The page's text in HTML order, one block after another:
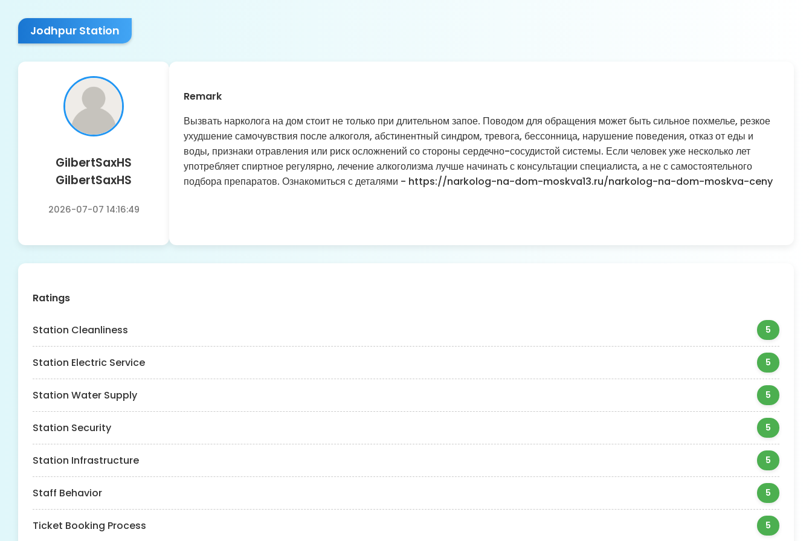
Jodhpur Station
GilbertSaxHS
GilbertSaxHS
2026-07-07 14:16:49
Remark
Вызвать нарколога на дом стоит не только при длительном запое. Поводом для обращения может быть сильное похмелье, резкое
ухудшение самочувствия после алкоголя, абстинентный синдром, тревога, бессонница, нарушение поведения, отказ от еды и
воды, признаки отравления или риск осложнений со стороны сердечно-сосудистой системы. Если человек уже несколько лет
употребляет спиртное регулярно, лечение алкоголизма лучше начинать с консультации специалиста, а не с самостоятельного
подбора препаратов. Ознакомиться с деталями - https://narkolog-na-dom-moskva13.ru/narkolog-na-dom-moskva-ceny
Ratings
Station Cleanliness 5
Station Electric Service 5
Station Water Supply 5
Station Security 5
Station Infrastructure 5
Staff Behavior 5
Ticket Booking Process 5